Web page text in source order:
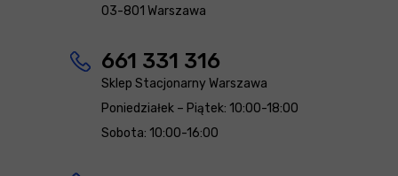
03-801 Warszawa
661 331 316
Sklep Stacjonarny Warszawa
Poniedziałek – Piątek: 10:00-18:00
Sobota: 10:00-16:00